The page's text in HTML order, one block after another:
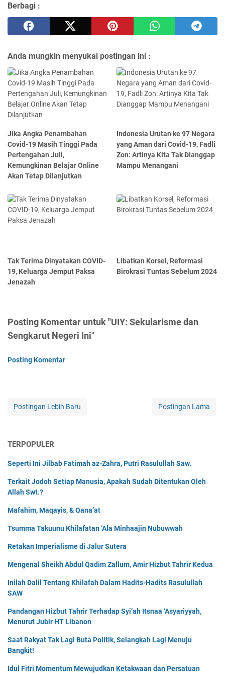
Berbagi :
Anda mungkin menyukai postingan ini :
Jika Angka Penambahan
Covid-19 Masih Tinggi Pada
Pertengahan Juli,
Kemungkinan Belajar Online
Akan Tetap Dilanjutkan
Indonesia Urutan ke 97 Negara
yang Aman dari Covid-19, Fadli
Zon: Artinya Kita Tak Dianggap
Mampu Menangani
Tak Terima Dinyatakan COVID-
19, Keluarga Jemput Paksa
Jenazah
Libatkan Korsel, Reformasi
Birokrasi Tuntas Sebelum 2024
Posting Komentar untuk "UIY: Sekularisme dan
Sengkarut Negeri Ini"
Posting Komentar
Postingan Lebih Baru Postingan Lama
TERPOPULER
Seperti Ini Jilbab Fatimah az-Zahra, Putri Rasulullah Saw.
Terkait Jodoh Setiap Manusia, Apakah Sudah Ditentukan Oleh
Allah Swt.?
Mafahim, Maqayis, & Qana’at
Tsumma Takuunu Khilafatan ‘Ala Minhaajin Nubuwwah
Retakan Imperialisme di Jalur Sutera
Mengenal Sheikh Abdul Qadim Zallum, Amir Hizbut Tahrir Kedua
Inilah Dalil Tentang Khilafah Dalam Hadits-Hadits Rasulullah
SAW
Pandangan Hizbut Tahrir Terhadap Syi’ah Itsnaa ‘Asyariyyah,
Menurut Jubir HT Libanon
Saat Rakyat Tak Lagi Buta Politik, Selangkah Lagi Menuju
Bangkit!
Idul Fitri Momentum Mewujudkan Ketakwaan dan Persatuan